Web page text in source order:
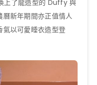
上了龍造型的 Duffy 與
新年期間亦正值情人
氣以可愛睡衣造型登